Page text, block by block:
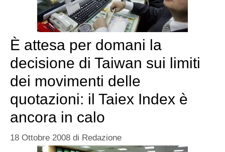
È attesa per domani la
decisione di Taiwan sui limiti
dei movimenti delle
quotazioni: il Taiex Index è
ancora in calo
18 Ottobre 2008 di Redazione